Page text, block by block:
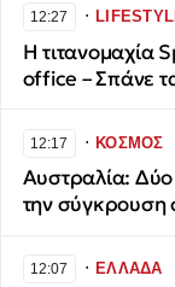
12:27 ∙
Η τιτανομαχία
office – Σπάνε
12:17 ∙ΚΟΣΜΟΣ
Αυστραλία:
την σύγκρουση
12:07 ∙ΕΛΛΑΔΑ